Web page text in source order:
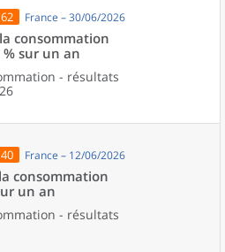
France – 30/06/2026
consommation
sur un an
- résultats
France – 12/06/2026
consommation
un an
- résultats